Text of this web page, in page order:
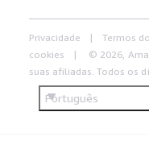
Privacidade Termos
cookies
© 2026,
suas afiliadas. Todos os
Português